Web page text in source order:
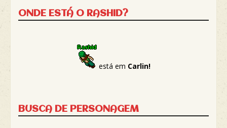
ONDE ESTÁ O RASHID?
está em Carlin!
BUSCA DE PERSONAGEM